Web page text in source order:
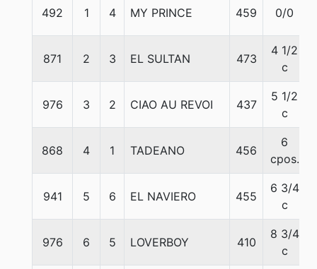
492 1 4 MY PRINCE 459 0/0
871 2 3 EL SULTAN 473
4 1/2
c
976 3 2 CIAO AU REVOI 437
5 1/2
c
868 4 1 TADEANO 456
6
cpos.
941 5 6 EL NAVIERO 455
6 3/4
c
976 6 5 LOVERBOY 410
8 3/4
c